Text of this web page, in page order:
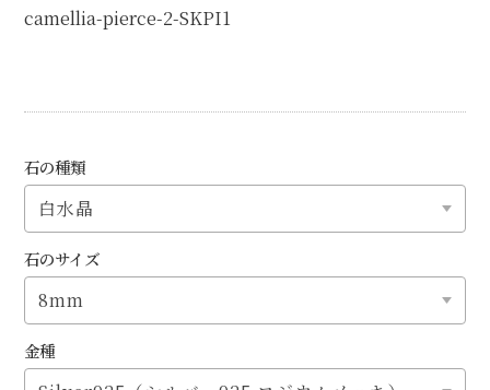
camellia-pierce-2-SKPI1
石の種類
石のサイズ
金種